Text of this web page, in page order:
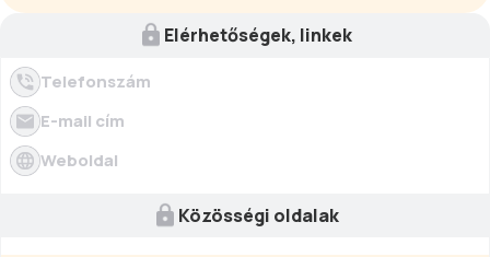
Elérhetőségek, linkek
Telefonszám
E-mail cím
Weboldal
Közösségi oldalak